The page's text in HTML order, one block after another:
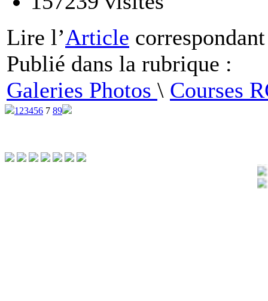
Lire l’Article correspondant
Publié dans la rubrique :
Galeries Photos \ Courses
1 23456 7 89